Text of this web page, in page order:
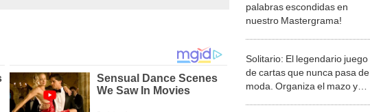
palabras escondidas en
nuestro Mastergrama!
Solitario: El legendario juego
de cartas que nunca pasa de
moda. Organiza el mazo y